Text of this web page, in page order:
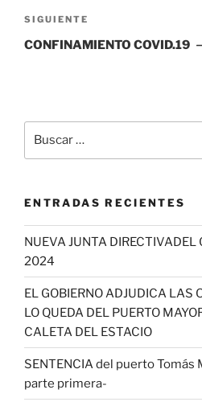
Siguiente
entrada
SIGUIENTE
CONFINAMIENTO COVID.19
por:
ENTRADAS RECIENTES
NUEVA JUNTA DIRECTIVADEL
2024
EL GOBIERNO ADJUDICA LAS
LO QUEDA DEL PUERTO
CALETA DEL ESTACIO
SENTENCIA del puerto Tomás
parte primera-